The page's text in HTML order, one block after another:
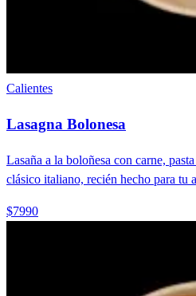
Calientes
Lasagna Bolonesa
Lasaña a la boloñesa con carne,
clásico italiano, recién hecho para tu
$7990